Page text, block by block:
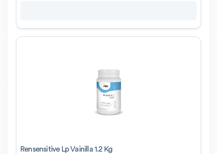
Rensensitive Lp Vainilla 1.2 Kg